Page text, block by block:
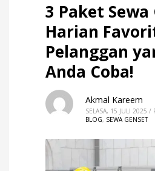
Review your order.
Payment &FREE shipment
If you still have problems, please let
email to support@website.com .
SHOWROOM HOURS
Sat - 9:00AM-5:00PM
Sundays by appointment only!
3 Paket Sewa
Harian
Pelanggan
Anda Coba!
Akmal Kareem
SELASA, 15 JULI 2025 /
BLOG, SEWA GENSET